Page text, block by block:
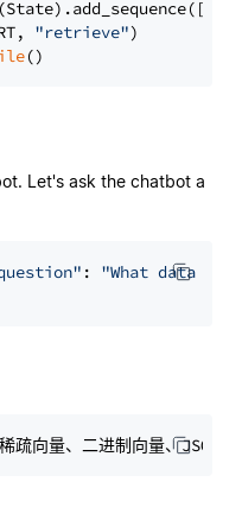
"retrieve")
Let's ask the chatbot a
: "What data